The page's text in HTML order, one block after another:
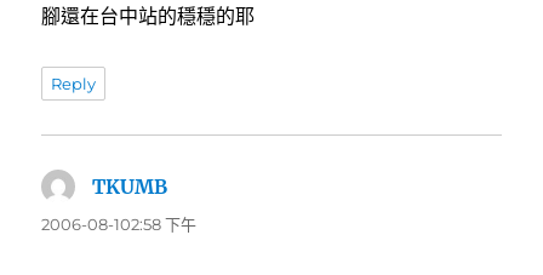
腳還在台中站的穩穩的耶
Reply
TKUMB
示:
2006-08-102:58 下午